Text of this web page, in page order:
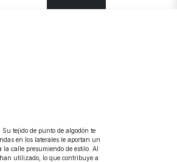
tejido de punto de algodón te
en los laterales le aportan un
calle presumiendo de estilo. Al
utilizado, lo que contribuye a